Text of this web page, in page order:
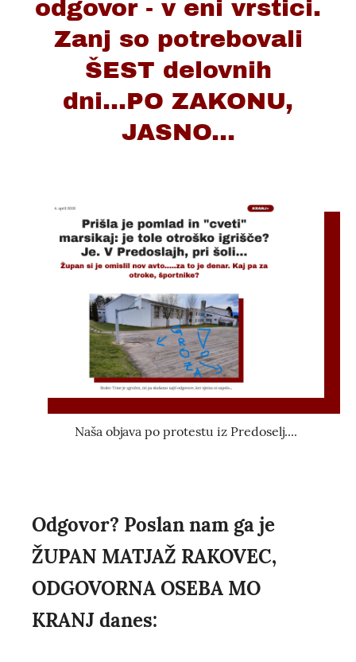
odgovor - v eni vrstici.
Zanj so potrebovali
ŠEST delovnih
dni...PO ZAKONU,
JASNO...
Naša objava po protestu iz Predoselj....
Odgovor? Poslan nam ga je
ŽUPAN MATJAŽ RAKOVEC,
ODGOVORNA OSEBA MO
KRANJ danes: